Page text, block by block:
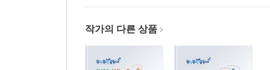
작가의 다른 상품